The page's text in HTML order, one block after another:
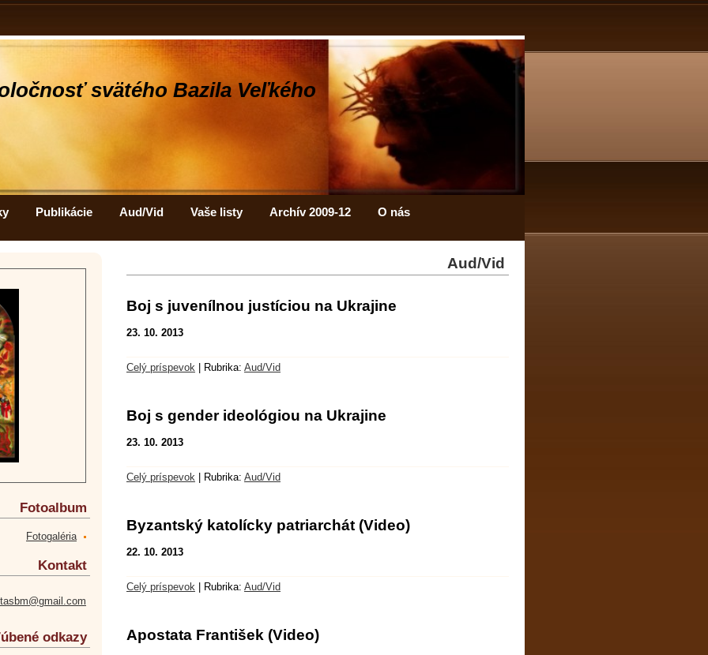
svätého Bazila Veľkého
Publikácie Aud/Vid Vaše listy Archív 2009-12 O nás
Aud/Vid
Boj s juvenílnou justíciou na Ukrajine
23. 10. 2013
Celý príspevok Rubrika: Aud/Vid
Boj s gender ideológiou na Ukrajine
23. 10. 2013
Celý príspevok Rubrika: Aud/Vid
Byzantský katolícky patriarchát (Video)
22. 10. 2013
Celý príspevok Rubrika: Aud/Vid
Apostata František (Video)
Fotoalbum
Fotogaléria
Kontakt
odkazy